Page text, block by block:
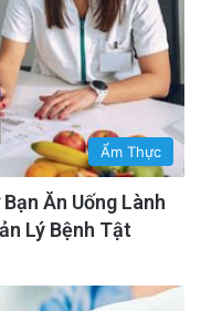
Ẩm Thực
Ăn Uống Lành
Lý Bệnh Tật